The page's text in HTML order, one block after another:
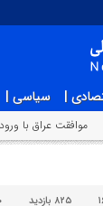
| سیاسی |
موافقت عراق با ورود ۳۰هزار زائر ایرانی
۸۲۵ بازدید